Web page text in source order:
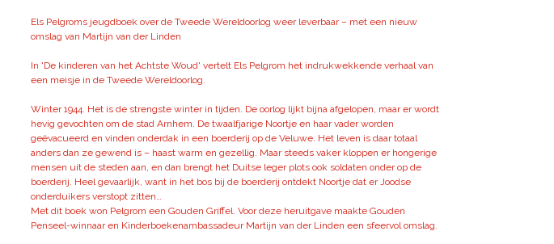
Els Pelgroms jeugdboek over de Tweede Wereldoorlog weer leverbaar – met een nieuw
omslag van Martijn van der Linden
In 'De kinderen van het Achtste Woud' vertelt Els Pelgrom het indrukwekkende verhaal van
een meisje in de Tweede Wereldoorlog.
Winter 1944. Het is de strengste winter in tijden. De oorlog lijkt bijna afgelopen, maar er wordt
hevig gevochten om de stad Arnhem. De twaalfjarige Noortje en haar vader worden
geëvacueerd en vinden onderdak in een boerderij op de Veluwe. Het leven is daar totaal
anders dan ze gewend is – haast warm en gezellig. Maar steeds vaker kloppen er hongerige
mensen uit de steden aan, en dan brengt het Duitse leger plots ook soldaten onder op de
boerderij. Heel gevaarlijk, want in het bos bij de boerderij ontdekt Noortje dat er Joodse
onderduikers verstopt zitten…
Met dit boek won Pelgrom een Gouden Griffel. Voor deze heruitgave maakte Gouden
Penseel-winnaar en Kinderboekenambassadeur Martijn van der Linden een sfeervol omslag.